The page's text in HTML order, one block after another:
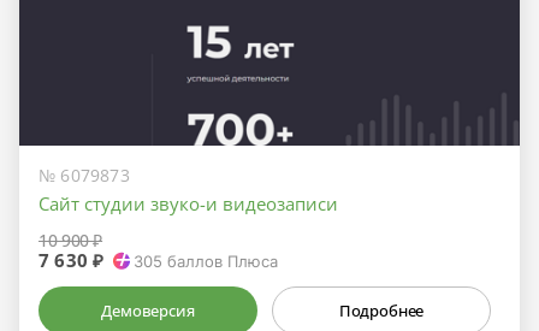
№ 6079873
Сайт студии звуко-и видеозаписи
10 900 ₽
7 630 ₽ 305 баллов Плюса
Демоверсия Подробнее